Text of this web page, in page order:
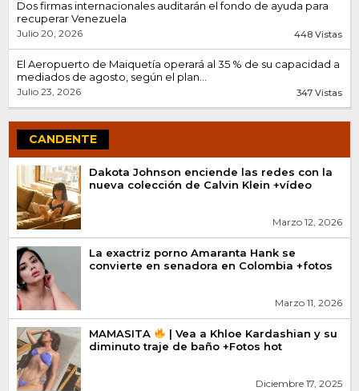
Dos firmas internacionales auditarán el fondo de ayuda para
recuperar Venezuela
Julio 20, 2026 448 Vistas
El Aeropuerto de Maiquetía operará al 35 % de su capacidad a
mediados de agosto, según el plan...
Julio 23, 2026 347 Vistas
CANDENTE
Dakota Johnson enciende las redes con la
nueva colección de Calvin Klein +vídeo
Marzo 12, 2026
La exactriz porno Amaranta Hank se
convierte en senadora en Colombia +fotos
Marzo 11, 2026
MAMASITA
| Vea a Khloe Kardashian y su
diminuto traje de baño +Fotos hot
Diciembre 17, 2025